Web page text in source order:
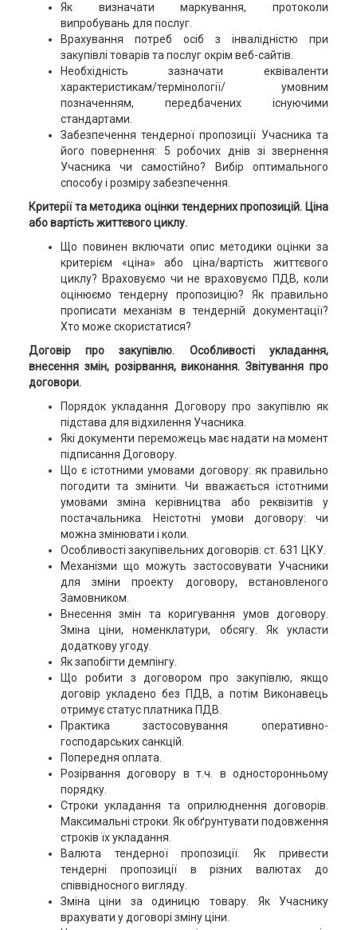
Як визначати маркування, протоколи
випробувань для послуг.
Врахування потреб осіб з інвалідністю при
закупівлі товарів та послуг окрім веб-сайтів.
Необхідність зазначати еквіваленти
характеристикам/термінології/ умовним
позначенням, передбачених існуючими
стандартами.
Забезпечення тендерної пропозиції Учасника та
його повернення: 5 робочих днів зі звернення
Учасника чи самостійно? Вибір оптимального
способу і розміру забезпечення.
Критерії та методика оцінки тендерних пропозицій. Ціна
або вартість життєвого циклу.
Що повинен включати опис методики оцінки за
критерієм «ціна» або ціна/вартість життєвого
циклу? Враховуємо чи не враховуємо ПДВ, коли
оцінюємо тендерну пропозицію? Як правильно
прописати механізм в тендерній документації?
Хто може скористатися?
Договір про закупівлю. Особливості укладання,
внесення змін, розірвання, виконання. Звітування про
договори.
Порядок укладання Договору про закупівлю як
підстава для відхилення Учасника.
Які документи переможець має надати на момент
підписання Договору.
Що є істотними умовами договору: як правильно
погодити та змінити. Чи вважається істотними
умовами зміна керівництва або реквізитів у
постачальника. Неістотні умови договору: чи
можна змінювати і коли.
Особливості закупівельних договорів: ст. 631 ЦКУ.
Механізми що можуть застосовувати Учасники
для зміни проекту договору, встановленого
Замовником.
Внесення змін та коригування умов договору.
Зміна ціни, номенклатури, обсягу. Як укласти
додаткову угоду.
Як запобігти демпінгу.
Що робити з договором про закупівлю, якщо
договір укладено без ПДВ, а потім Виконавець
отримує статус платника ПДВ.
Практика застосовування оперативно-
господарських санкцій.
Попередня оплата.
Розірвання договору в т.ч. в односторонньому
порядку.
Строки укладання та оприлюднення договорів.
Максимальні строки. Як обґрунтувати подовження
строків їх укладання.
Валюта тендерної пропозиції. Як привести
тендерні пропозиції в різних валютах до
співвідносного вигляду.
Зміна ціни за одиницю товару. Як Учаснику
врахувати у договорі зміну ціни.